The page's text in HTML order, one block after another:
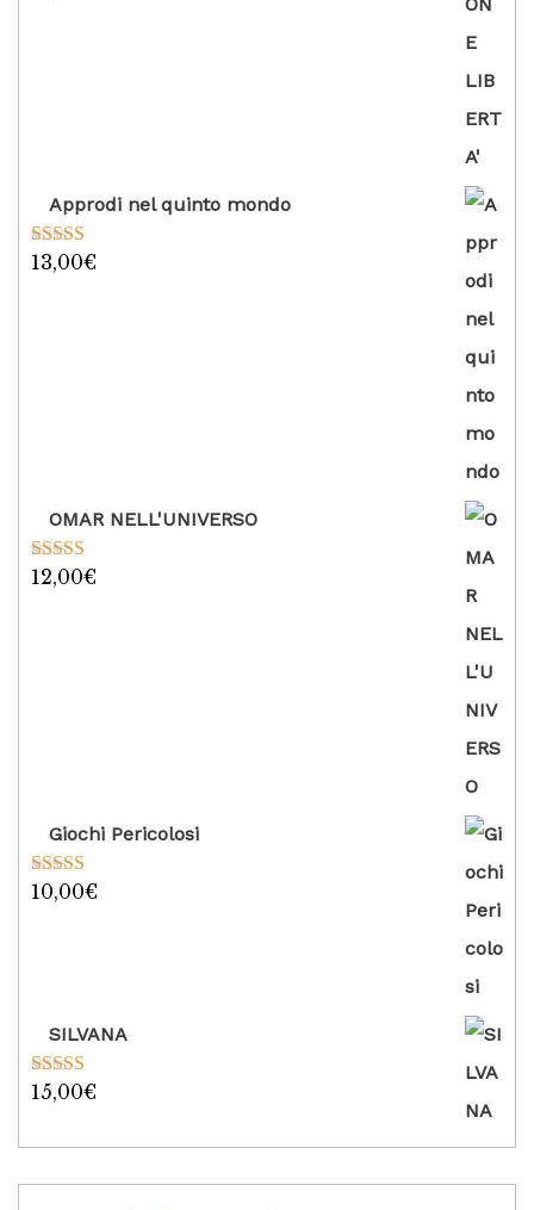
Approdi nel quinto mondo
Valutato
13,00€
OMAR NELL'UNIVERSO
Valutato
12,00€
Giochi Pericolosi
Valutato
10,00€
SILVANA
Valutato
15,00€